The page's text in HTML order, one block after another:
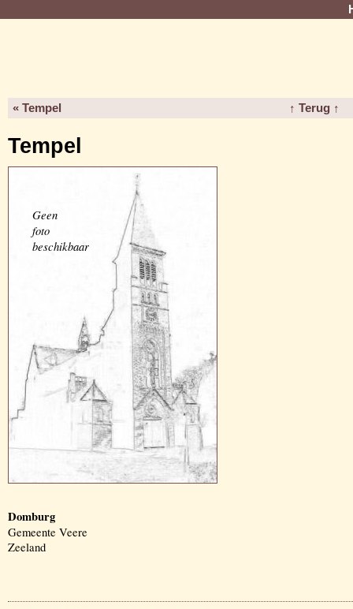
« Tempel ↑ Terug ↑
Tempel
Geen
foto
beschikbaar
Domburg
Gemeente Veere
Zeeland